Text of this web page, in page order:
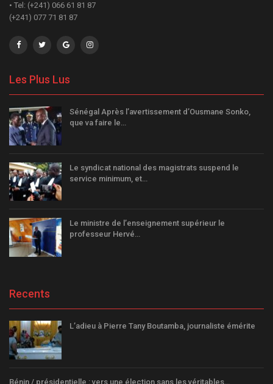
• Tel: (+241) 066 61 81 87
(+241) 077 71 81 87
Les Plus Lus
Sénégal Après l’avertissement d’Ousmane Sonko,
que va faire le…
Le syndicat national des magistrats suspend le
service minimum, et…
Le ministre de l’enseignement supérieur le
professeur Hervé…
Recents
L’adieu à Pierre Tany Boutamba, journaliste émérite
Bénin / présidentielle : vers une élection sans les véritables…